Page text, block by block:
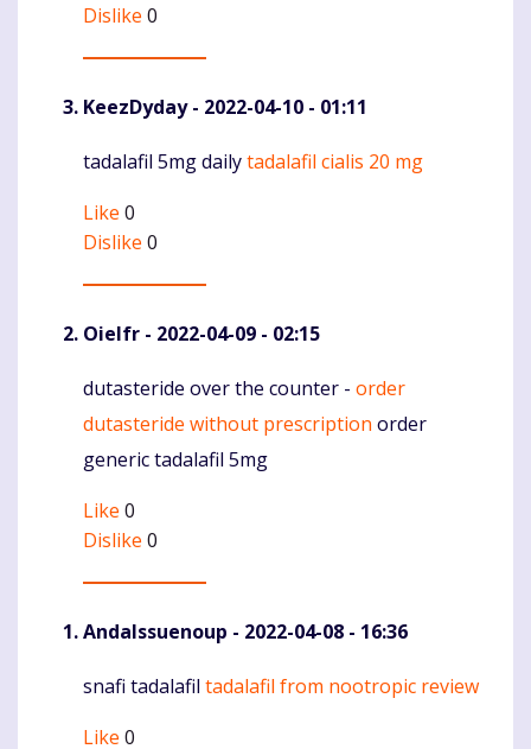
Dislike 0
KeezDyday- 2022-04-10 - 01:11
Komentaras
tadalafil 5mg dailytadalafil cialis 20 mg
Like 0
Dislike 0
Oielfr - 2022-04-09 - 02:15
Komentaras
dutasteride over the counter - order
dutasteride without prescription order
generic tadalafil 5mg
Like 0
Dislike 0
AndaIssuenoup - 2022-04-08 - 16:36
Komentaras
snafi tadalafil tadalafil from nootropic review
Like 0